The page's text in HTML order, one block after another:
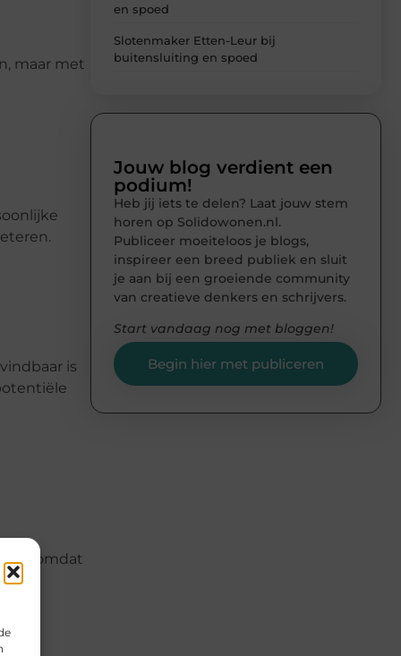
maar met
is
omdat
en spoed
Slotenmaker Etten-Leur bij
buitensluiting en spoed
Jouw blog verdient een
podium!
Heb jij iets te delen? Laat jouw stem
horen op Solidowonen.nl.
Publiceer moeiteloos je blogs,
inspireer een breed publiek en sluit
je aan bij een groeiende community
van creatieve denkers en schrijvers.
Start vandaag nog met bloggen!
Begin hier met publiceren